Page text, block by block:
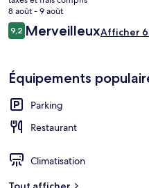
actuel
est
de
8 août - 9 août
Avis
voyageurs
9,29,2 sur 10
MerveilleuxAfficher
Équipements
Parking
Restaurant
Climatisation